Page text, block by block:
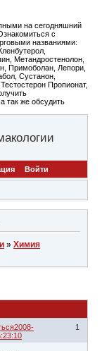
на сегодняшний
с
названиями:
Метандростенолон,
Примоболан, Лепори,
Сустанон,
Пропионат,
так же обсудить
Войти
»Химия
1
2008-